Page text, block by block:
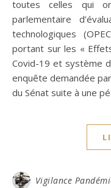
toutes celles qui
parlementaire
technologiques
portant sur les «
Covid-19 et système
enquête demandée
du Sénat suite à une
Vigilance